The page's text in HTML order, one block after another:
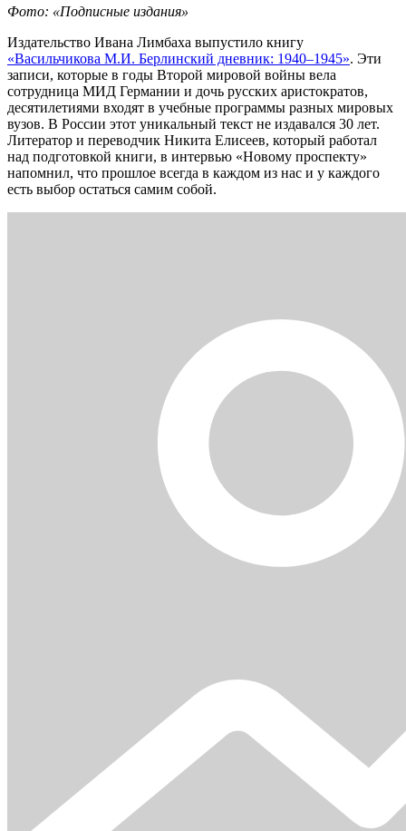
Фото: «Подписные издания»
Издательство Ивана Лимбаха выпустило книгу
«Васильчикова М.И. Берлинский дневник: 1940–1945». Эти
записи, которые в годы Второй мировой войны вела
сотрудница МИД Германии и дочь русских аристократов,
десятилетиями входят в учебные программы разных мировых
вузов. В России этот уникальный текст не издавался 30 лет.
Литератор и переводчик Никита Елисеев, который работал
над подготовкой книги, в интервью «Новому проспекту»
напомнил, что прошлое всегда в каждом из нас и у каждого
есть выбор остаться самим собой.